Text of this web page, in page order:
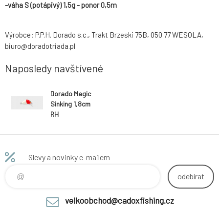
-váha S (potápivý) 1,5g - ponor 0,5m
Výrobce: P.P.H. Dorado s.c., Trakt Brzeski 75B, 050 77 WESOLA,
biuro@doradotriada.pl
Naposledy navštívené
Dorado Magic
Sinking 1,8cm
RH
Slevy a novinky e-mailem
odebírat
velkoobchod@cadoxfishing.cz